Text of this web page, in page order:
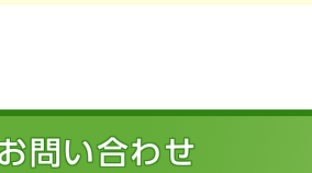
問い合わせ